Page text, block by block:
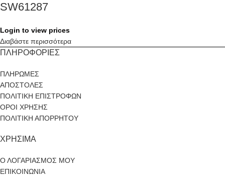
SW61287
Login to view prices
Διαβάστε περισσότερα
ΠΛΗΡΟΦΟΡΙΕΣ
ΠΛΗΡΩΜΕΣ
ΑΠΟΣΤΟΛΕΣ
ΠΟΛΙΤΙΚΗ ΕΠΙΣΤΡΟΦΩΝ
ΟΡΟΙ ΧΡΗΣΗΣ
ΠΟΛΙΤΙΚΗ ΑΠΟΡΡΗΤΟΥ
ΧΡΗΣΙΜΑ
Ο ΛΟΓΑΡΙΑΣΜΟΣ ΜΟΥ
ΕΠΙΚΟΙΝΩΝΙΑ